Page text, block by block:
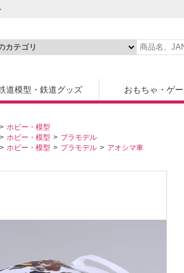
道模型・鉄道グッズ おもちゃ・ゲー
ホビー・模型
ホビー・模型
プラモデル
ホビー・模型 プラモデル アオシマ車